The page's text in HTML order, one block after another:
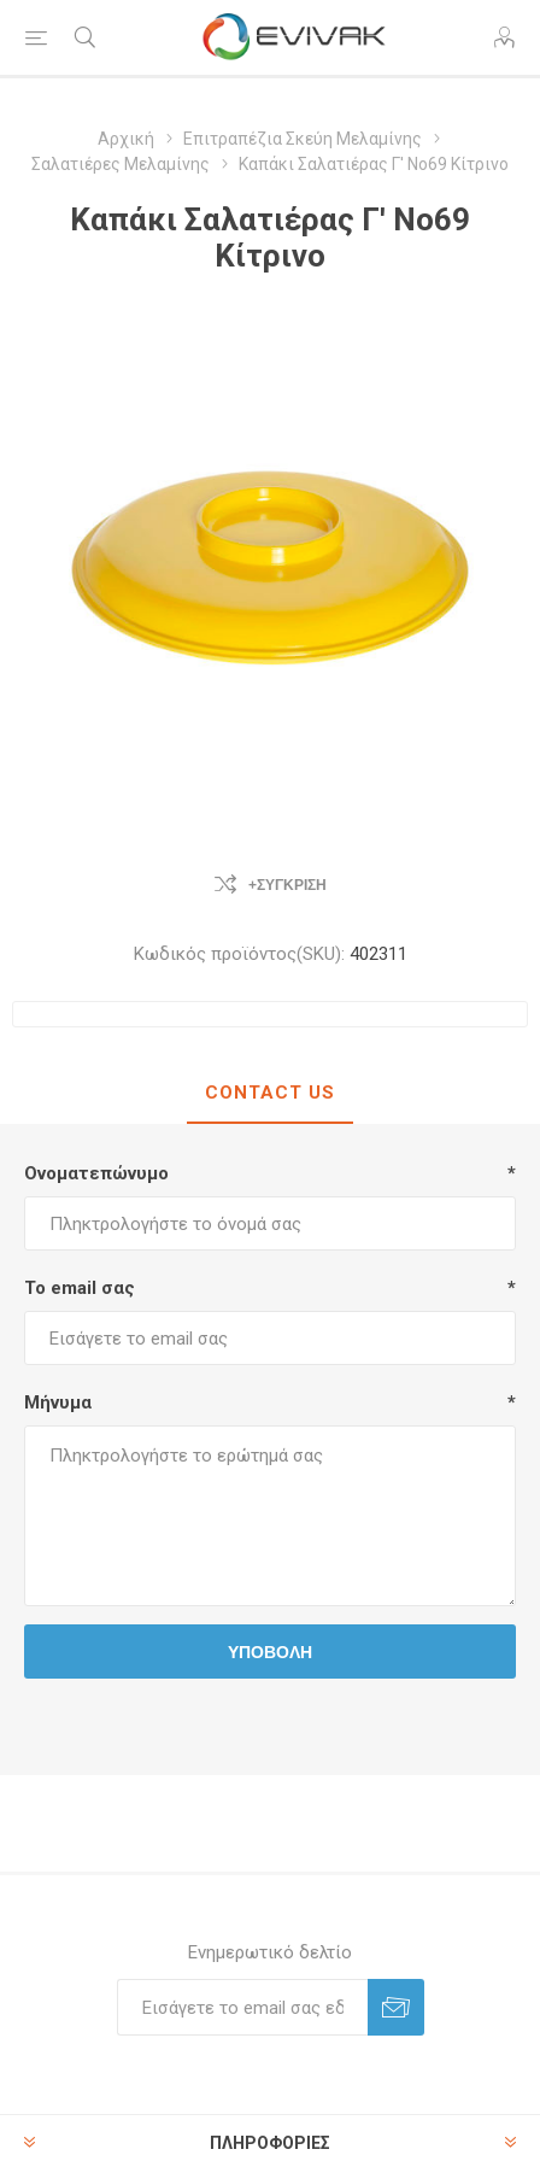
Αρχική
Επιτραπέζια Σκεύη Μελαμίνης
Σαλατιέρες Μελαμίνης
Καπάκι Σαλατιέρας Γ' Νο69 Κίτρινο
Καπάκι Σαλατιέρας Γ' Νο69
Κίτρινο
+ΣΎΓΚΡΙΣΗ
Κωδικός προϊόντος(SKU): 402311
CONTACT US
Ονοματεπώνυμο *
Το email σας *
Μήνυμα *
Ενημερωτικό δελτίο
ΠΛΗΡΟΦΟΡΊΕΣ